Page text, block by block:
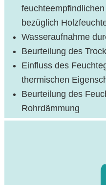
bezüglich
Wasseraufnahme
Beurteilung des
Einfluss des
thermischen
Beurteilung des
Rohrdämmung